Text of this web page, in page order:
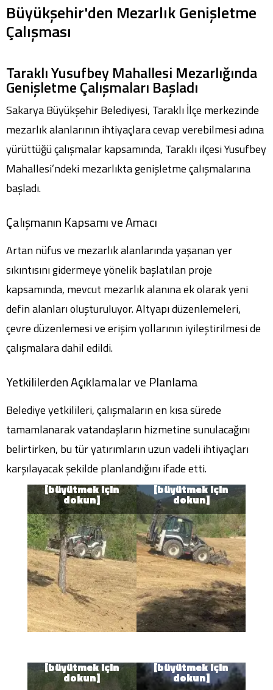
Büyükşehir'den Mezarlık Genişletme
Çalışması
Taraklı Yusufbey Mahallesi Mezarlığında
Genişletme Çalışmaları Başladı
Sakarya Büyükşehir Belediyesi, Taraklı İlçe merkezinde
mezarlık alanlarının ihtiyaçlara cevap verebilmesi adına
yürüttüğü çalışmalar kapsamında, Taraklı ilçesi Yusufbey
Mahallesi’ndeki mezarlıkta genişletme çalışmalarına
başladı.
Çalışmanın Kapsamı ve Amacı
Artan nüfus ve mezarlık alanlarında yaşanan yer
sıkıntısını gidermeye yönelik başlatılan proje
kapsamında, mevcut mezarlık alanına ek olarak yeni
defin alanları oluşturuluyor. Altyapı düzenlemeleri,
çevre düzenlemesi ve erişim yollarının iyileştirilmesi de
çalışmalara dahil edildi.
Yetkililerden Açıklamalar ve Planlama
Belediye yetkilileri, çalışmaların en kısa sürede
tamamlanarak vatandaşların hizmetine sunulacağını
belirtirken, bu tür yatırımların uzun vadeli ihtiyaçları
karşılayacak şekilde planlandığını ifade etti.